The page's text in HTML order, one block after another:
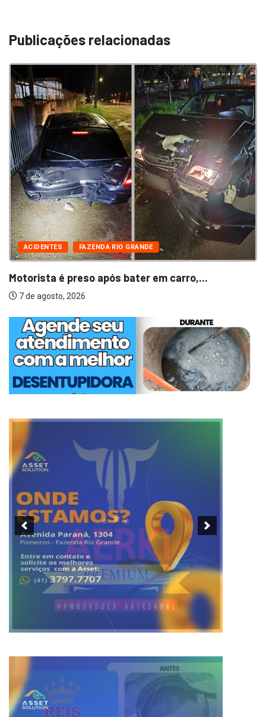
Publicações relacionadas
ACIDENTES FAZENDA RIO GRANDE
Motorista é preso após bater em carro,...
7 de agosto, 2026